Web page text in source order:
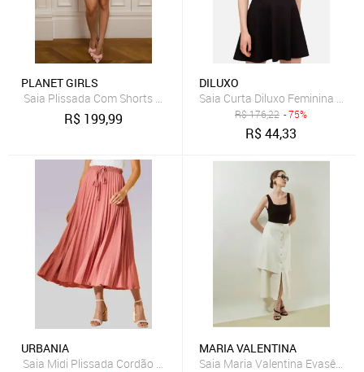
PLANET GIRLS
Saia Plissada Com Shorts Girl Boss Planet Girls Rosa
R$ 199,99
DILUXO
Saia Curta Diluxo Feminina
R$176,22 - 75%
R$44,33
URBANIA
Saia Midi Plissada Cordão na Cintura Urbania Rose Coral
MARIA VALENTINA
Saia Maria Valentina Evasê Alta